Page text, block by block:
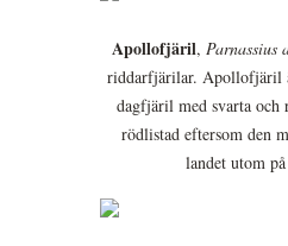
Apollofjäril, Parnassius
riddarfjärilar. Apollofjäril
dagfjäril med svarta och
rödlistad eftersom den
landet utom